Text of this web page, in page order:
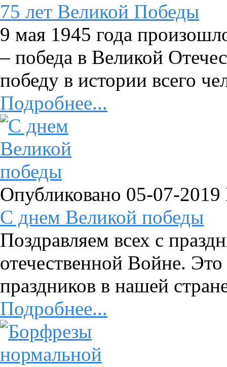
75 лет Великой Победы
9 мая 1945 года
– победа в Великой
победу в истории всего
Подробнее...
Опубликовано 05-07-2019
C днем Великой победы
Поздравляем всех с
отечественной Войне.
праздников в нашей
Подробнее...